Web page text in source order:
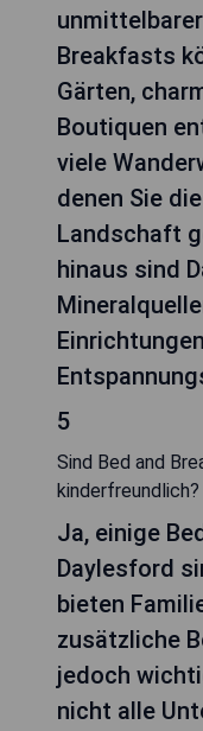
Breakfasts
Gärten,
Boutiquen
viele
denen Sie
Landschaft
hinaus sind
5
Sind Bed and
kinderfreundlich?
Ja, einige
Daylesford
bieten
zusätzliche
jedoch
nicht alle